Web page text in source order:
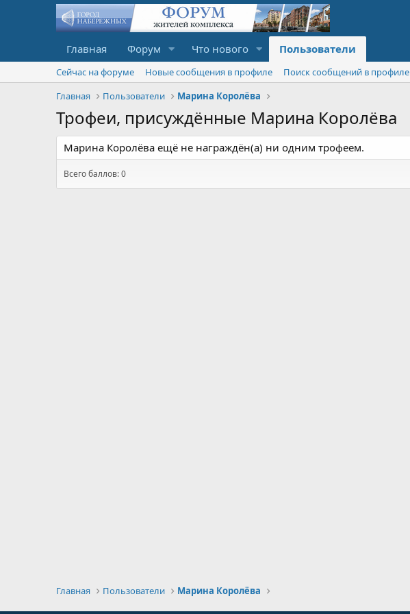
Главная Форум Что нового Пользователи
Сейчас на форуме Новые сообщения в профиле
Поиск сообщений в профиле
Главная
Пользователи Марина Королёва
Трофеи, присуждённые Марина Королёва
Марина Королёва ещё не награждён(а) ни одним трофеем.
Всего баллов: 0
Главная Пользователи Марина Королёва